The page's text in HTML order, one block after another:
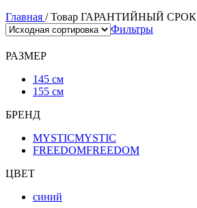
Главная / Товар ГАРАНТИЙНЫЙ СРОК
Фильтры
РАЗМЕР
145 см
155 см
БРЕНД
MYSTICMYSTIC
FREEDOMFREEDOM
ЦВЕТ
синий